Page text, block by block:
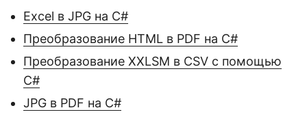
Excel в JPG на С#
Преобразование HTML в PDF на С#
Преобразование XXLSM в CSV с помощью
C#
JPG в PDF на С#